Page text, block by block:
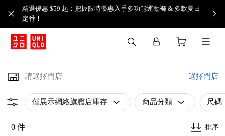
精選優惠 $59 起：把握限時優惠入手多功能運動褲 & 多款夏日
定番！​
請選擇門店 選擇門店
僅展示網絡旗艦店庫存 商品分類 尺碼
0 件 排序